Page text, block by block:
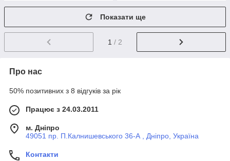
Показати ще
1 / 2
Про нас
50% позитивних з 8 відгуків за рік
Працює з 24.03.2011
м. Дніпро
49051 пр. П.Калнишевського 36-А , Дніпро, Україна
Контакти